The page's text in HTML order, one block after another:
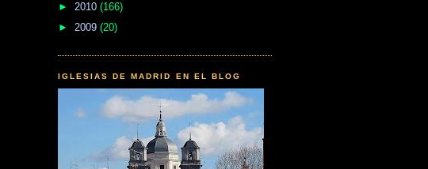
► 2010 (166)
► 2009 (20)
IGLESIAS DE MADRID EN EL BLOG